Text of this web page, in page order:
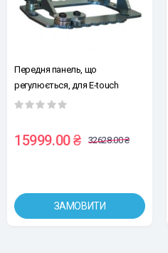
Передня панель, що
регулюється, для E-touch
15999.00 ₴ 32628.00 ₴
ЗАМОВИТИ